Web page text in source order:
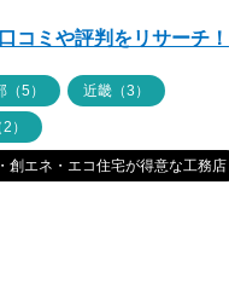
コミや評判をリサーチ！
（5） 近畿（3）
）
創エネ・エコ住宅が得意な工務店